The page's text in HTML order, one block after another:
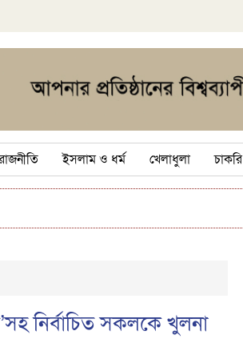
ইসলাম ও ধর্ম খেলাধুলা চাকরি
নির্বাচিত সকলকে খুলনা